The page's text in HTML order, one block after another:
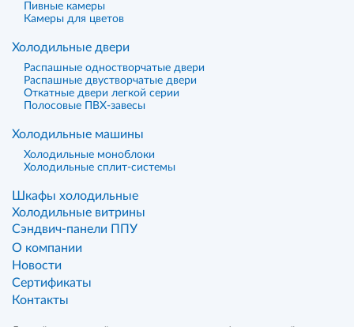
Пивные камеры
Камеры для цветов
Холодильные двери
Распашные одностворчатые двери
Распашные двустворчатые двери
Откатные двери легкой серии
Полосовые ПВХ-завесы
Холодильные машины
Холодильные моноблоки
Холодильные сплит-системы
Шкафы холодильные
Холодильные витрины
Сэндвич-панели ППУ
О компании
Новости
Сертификаты
Контакты